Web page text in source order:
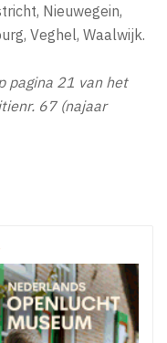
Nieuwegein,
Veghel, Waalwijk.
pagina 21 van het
67 (najaar